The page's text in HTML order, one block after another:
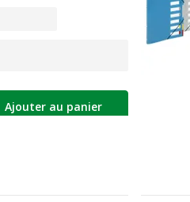
Ajouter au panier